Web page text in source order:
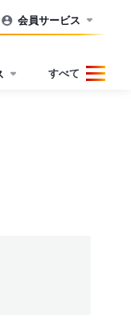
会員サービス
すべて